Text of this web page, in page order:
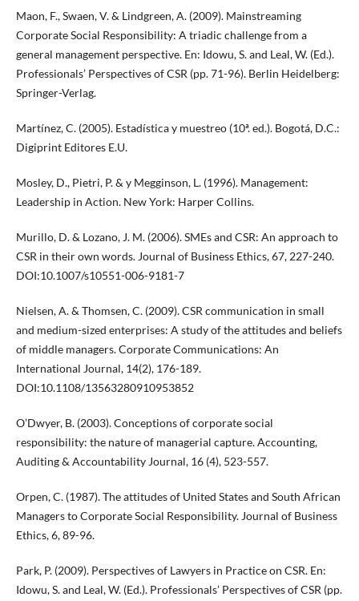
Maon, F., Swaen, V. & Lindgreen, A. (2009). Mainstreaming
Corporate Social Responsibility: A triadic challenge from a
general management perspective. En: Idowu, S. and Leal, W. (Ed.).
Professionals’ Perspectives of CSR (pp. 71-96). Berlin Heidelberg:
Springer-Verlag.
Martínez, C. (2005). Estadística y muestreo (10ª. ed.). Bogotá, D.C.:
Digiprint Editores E.U.
Mosley, D., Pietri, P. & y Megginson, L. (1996). Management:
Leadership in Action. New York: Harper Collins.
Murillo, D. & Lozano, J. M. (2006). SMEs and CSR: An approach to
CSR in their own words. Journal of Business Ethics, 67, 227-240.
DOI:10.1007/s10551-006-9181-7
Nielsen, A. & Thomsen, C. (2009). CSR communication in small
and medium-sized enterprises: A study of the attitudes and beliefs
of middle managers. Corporate Communications: An
International Journal, 14(2), 176-189.
DOI:10.1108/13563280910953852
O’Dwyer, B. (2003). Conceptions of corporate social
responsibility: the nature of managerial capture. Accounting,
Auditing & Accountability Journal, 16 (4), 523-557.
Orpen, C. (1987). The attitudes of United States and South African
Managers to Corporate Social Responsibility. Journal of Business
Ethics, 6, 89-96.
Park, P. (2009). Perspectives of Lawyers in Practice on CSR. En:
Idowu, S. and Leal, W. (Ed.). Professionals’ Perspectives of CSR (pp.